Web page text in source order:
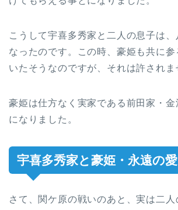
こうして宇喜多秀家と二人の息子は、
なったのです。この時、豪姫も共に参
いたそうなのですが、それは許されま
豪姫は仕方なく実家である前田家・
になりました。
宇喜多秀家と豪姫・永遠の愛
さて、関ケ原の戦いのあと、実は二人